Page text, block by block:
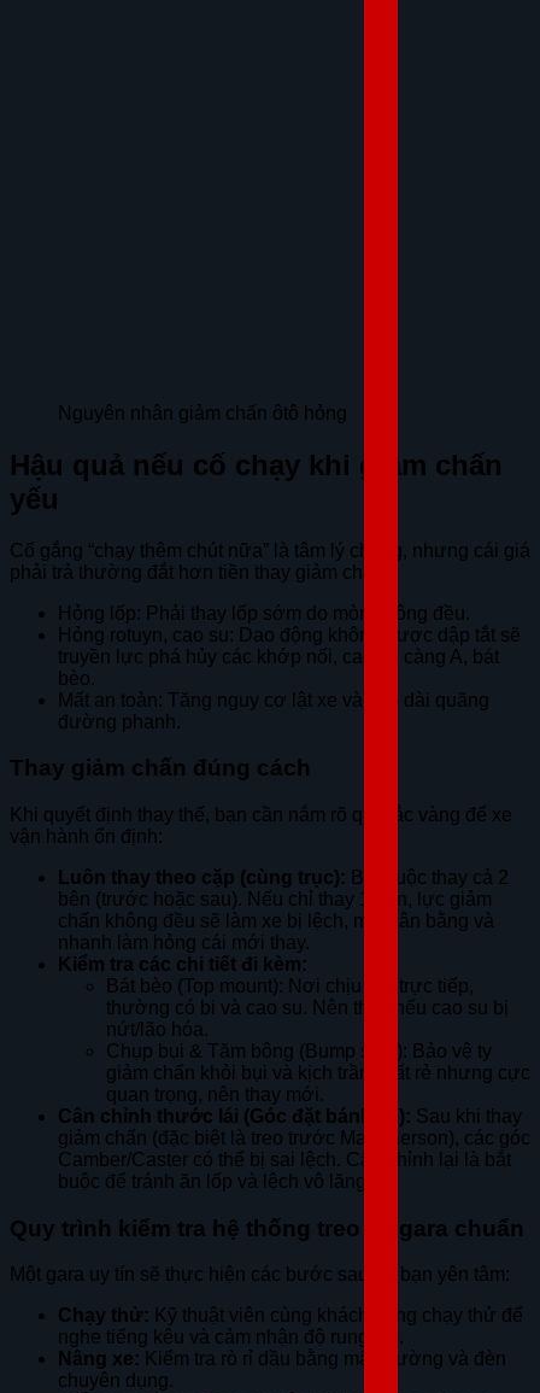
Nguyên nhân giảm chấn ôtô hỏng
Hậu quả nếu cố chạy khi giảm chấn
yếu
Cố gắng “chạy thêm chút nữa” là tâm lý chung, nhưng cái giá
phải trả thường đắt hơn tiền thay giảm chấn:
Hỏng lốp: Phải thay lốp sớm do mòn không đều.
Hỏng rotuyn, cao su: Dao động không được dập tắt sẽ
truyền lực phá hủy các khớp nối, cao su càng A, bát
bèo.
Mất an toàn: Tăng nguy cơ lật xe và kéo dài quãng
đường phanh.
Thay giảm chấn đúng cách
Khi quyết định thay thế, bạn cần nắm rõ quy tắc vàng để xe
vận hành ổn định:
Luôn thay theo cặp (cùng trục): Bắt buộc thay cả 2
bên (trước hoặc sau). Nếu chỉ thay 1 bên, lực giảm
chấn không đều sẽ làm xe bị lệch, mất cân bằng và
nhanh làm hỏng cái mới thay.
Kiểm tra các chi tiết đi kèm:
Bát bèo (Top mount): Nơi chịu lực trực tiếp,
thường có bi và cao su. Nên thay nếu cao su bị
nứt/lão hóa.
Chụp bụi & Tăm bông (Bump stop): Bảo vệ ty
giảm chấn khỏi bụi và kịch trần. Rất rẻ nhưng cực
quan trọng, nên thay mới.
Cân chỉnh thước lái (Góc đặt bánh xe): Sau khi thay
giảm chấn (đặc biệt là treo trước MacPherson), các góc
Camber/Caster có thể bị sai lệch. Cân chỉnh lại là bắt
buộc để tránh ăn lốp và lệch vô lăng.
Quy trình kiểm tra hệ thống treo tại gara chuẩn
Một gara uy tín sẽ thực hiện các bước sau để bạn yên tâm:
Chạy thử: Kỹ thuật viên cùng khách hàng chạy thử để
nghe tiếng kêu và cảm nhận độ rung lắc.
Nâng xe: Kiểm tra rò rỉ dầu bằng mắt thường và đèn
chuyên dụng.